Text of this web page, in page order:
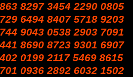
8297 3454 2290 0805
6494 8407 5718 9203
9043 0538 2903 7091
8690 8723 9301 6907
0199 2117 5469 8615
0936 2892 6032 1502